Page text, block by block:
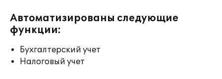
Автоматизированы следующие
функции:
Бухгалтерский учет
Налоговый учет